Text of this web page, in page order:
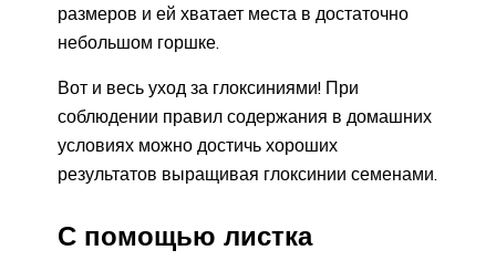
размеров и ей хватает места в достаточно
небольшом горшке.
Вот и весь уход за глоксиниями! При
соблюдении правил содержания в домашних
условиях можно достичь хороших
результатов выращивая глоксинии семенами.
С помощью листка